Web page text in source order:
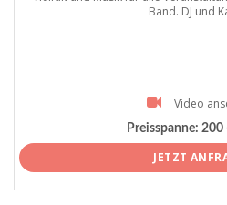
Band. DJ und
Video
Preisspanne: 200
JETZT